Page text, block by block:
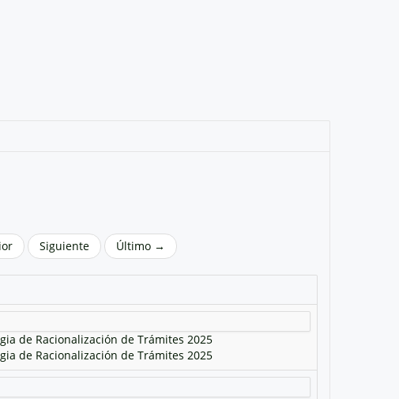
Siguiente Último →
de Racionalización de Trámites 2025
de Racionalización de Trámites 2025